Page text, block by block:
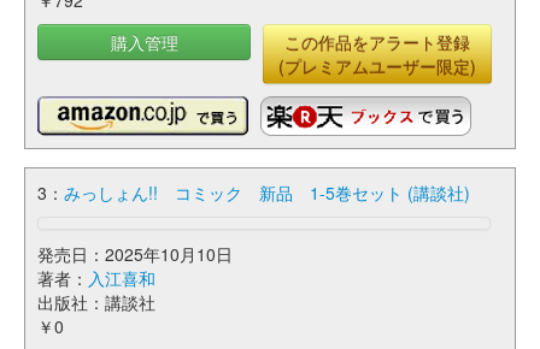
購入管理
この作品をアラート登録
(プレミアムユーザー限定)
3： みっしょん!! コミック 新品 1-5巻セット (講談社)
発売日：2025年10月10日
著者： 入江喜和
出版社：講談社
￥0